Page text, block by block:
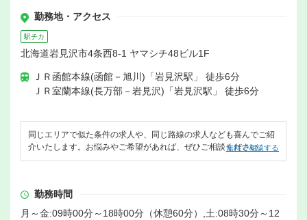
勤務地・アクセス
駅チカ
北海道岩見沢市4条西8-1 ヤマシチ48ビル1F
ＪＲ函館本線(函館－旭川)「岩見沢駅」 徒歩6分
ＪＲ室蘭本線(長万部－岩見沢)「岩見沢駅」 徒歩6分
同じエリアで似た条件の求人や、同じ路線の求人なども喜んでご紹
介いたします。お悩みやご希望があれば、ぜひご相談ください。
無料で相談する
勤務時間
月～金:09時00分～18時00分（休憩60分）,土:08時30分～12